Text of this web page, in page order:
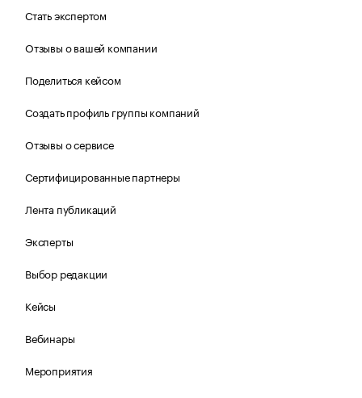
Стать экспертом
Отзывы о вашей компании
Поделиться кейсом
Создать профиль группы компаний
Отзывы о сервисе
Сертифицированные партнеры
Лента публикаций
Эксперты
Выбор редакции
Кейсы
Вебинары
Мероприятия